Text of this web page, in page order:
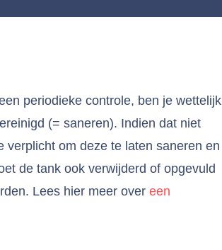
periodieke controle, ben je wettelijk
(= saneren). Indien dat niet
om deze te laten saneren en
de tank ook verwijderd of opgevuld
Lees hier meer over een